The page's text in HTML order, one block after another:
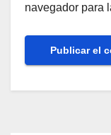
navegador para